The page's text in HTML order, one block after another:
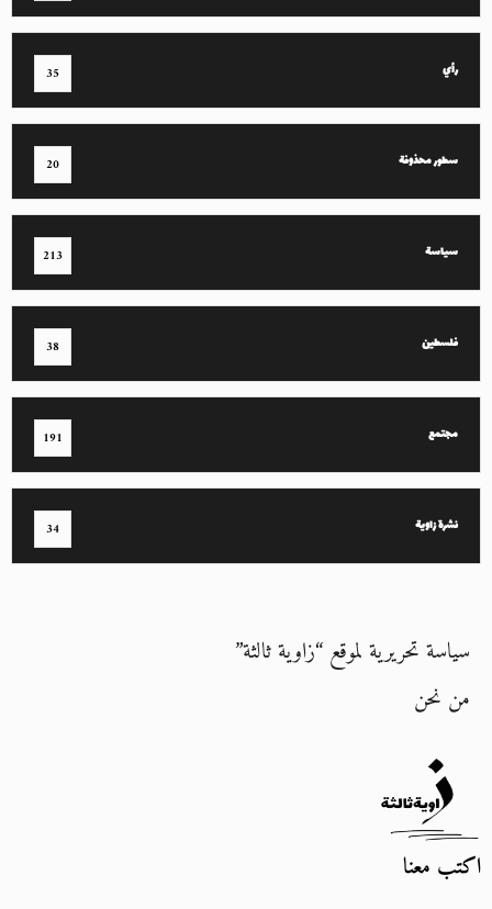
رأي 35
سطور محذوفة 20
سياسة 213
فلسطين 38
مجتمع 191
نشرة زاوية 34
سياسة تحريرية لموقع “زاوية ثالثة”
من نحن
اكتب معنا